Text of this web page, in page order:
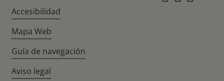
Accesibilidad
Mapa Web
Guía de navegación
Aviso legal